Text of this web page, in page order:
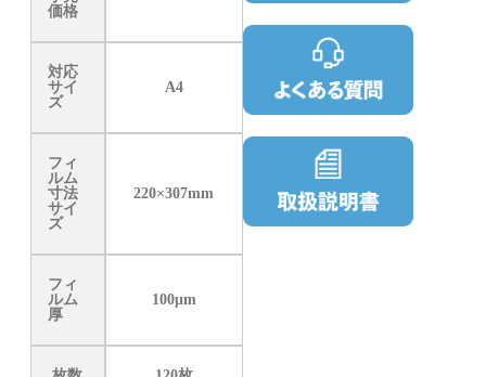
価格
対応
サイ
ズ
A4
フィ
ルム
寸法
サイ
ズ
220×307mm
フィ
ルム
厚
100μm